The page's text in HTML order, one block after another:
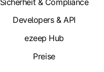
Developers & API
ezeep Hub
Preise